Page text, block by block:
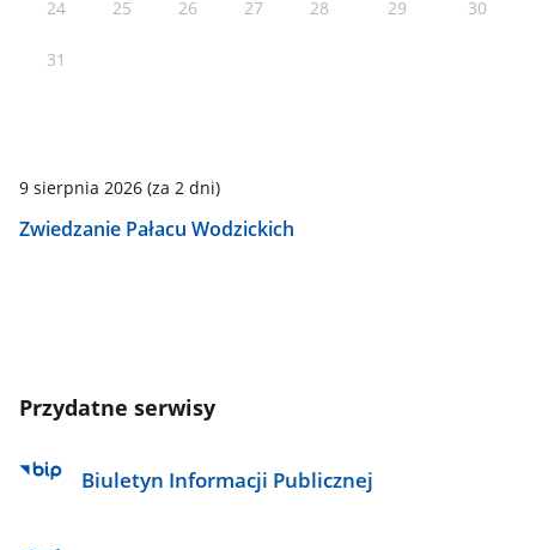
24 25 26 27 28 29 30
31
9 sierpnia 2026(za 2 dni)
Zwiedzanie Pałacu Wodzickich
Przydatne serwisy
Biuletyn Informacji Publicznej